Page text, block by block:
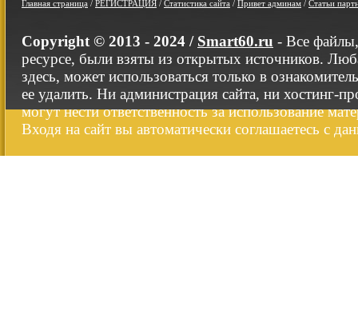
Главная страница / РЕГИСТРАЦИЯ / Статистика сайта / Привет админам / Статьи
Copyright © 2013 - 2024 / Smart60.ru - Все
ресурсе, были взяты из открытых источников.
здесь, может использоваться только в
ее удалить. Ни администрация сайта, ни хостинг-
могут нести ответственность за использование
Входя на сайт вы автоматически соглашаетесь с